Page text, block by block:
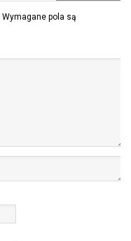
Wymagane pola są